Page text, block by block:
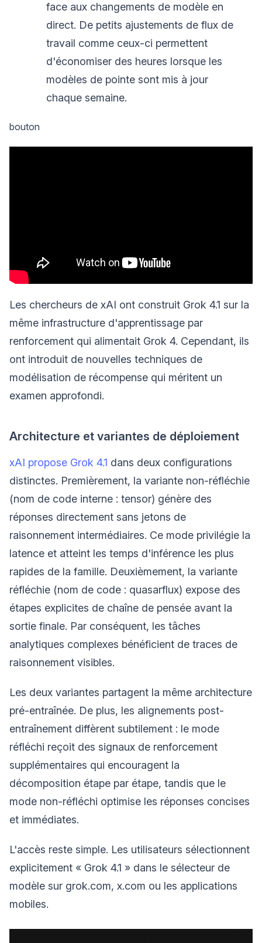
face aux changements de modèle en
direct. De petits ajustements de flux de
travail comme ceux-ci permettent
d'économiser des heures lorsque les
modèles de pointe sont mis à jour
chaque semaine.
bouton
Les chercheurs de xAI ont construit Grok 4.1 sur la
même infrastructure d'apprentissage par
renforcement qui alimentait Grok 4. Cependant, ils
ont introduit de nouvelles techniques de
modélisation de récompense qui méritent un
examen approfondi.
Architecture et variantes de déploiement
xAI propose Grok 4.1 dans deux configurations
distinctes. Premièrement, la variante non-réfléchie
(nom de code interne : tensor) génère des
réponses directement sans jetons de
raisonnement intermédiaires. Ce mode privilégie la
latence et atteint les temps d'inférence les plus
rapides de la famille. Deuxièmement, la variante
réfléchie (nom de code : quasarflux) expose des
étapes explicites de chaîne de pensée avant la
sortie finale. Par conséquent, les tâches
analytiques complexes bénéficient de traces de
raisonnement visibles.
Les deux variantes partagent la même architecture
pré-entraînée. De plus, les alignements post-
entraînement diffèrent subtilement : le mode
réfléchi reçoit des signaux de renforcement
supplémentaires qui encouragent la
décomposition étape par étape, tandis que le
mode non-réfléchi optimise les réponses concises
et immédiates.
L'accès reste simple. Les utilisateurs sélectionnent
explicitement « Grok 4.1 » dans le sélecteur de
modèle sur grok.com, x.com ou les applications
mobiles.